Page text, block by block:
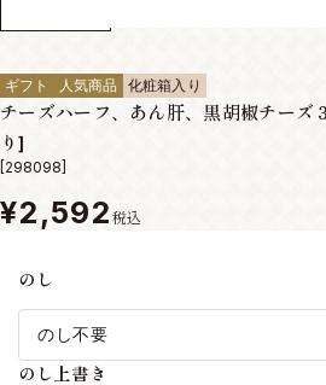
ギフト 人気商品 化粧箱入り
チーズハーフ、あん肝、黒胡椒チーズ
り]
[298098]
¥2,592 税込
のし
のし上書き